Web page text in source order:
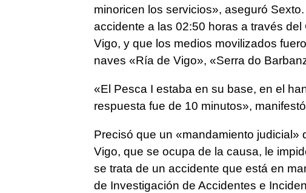
minoricen los servicios», aseguró
accidente a las 02:50 horas a través
Vigo, y que los medios movilizados
naves «Ría de Vigo», «Serra do
«El Pesca I estaba en su base, en el
respuesta fue de 10 minutos»,
Precisó que un «mandamiento
Vigo, que se ocupa de la causa, le
se trata de un accidente que está en
de Investigación de Accidentes e